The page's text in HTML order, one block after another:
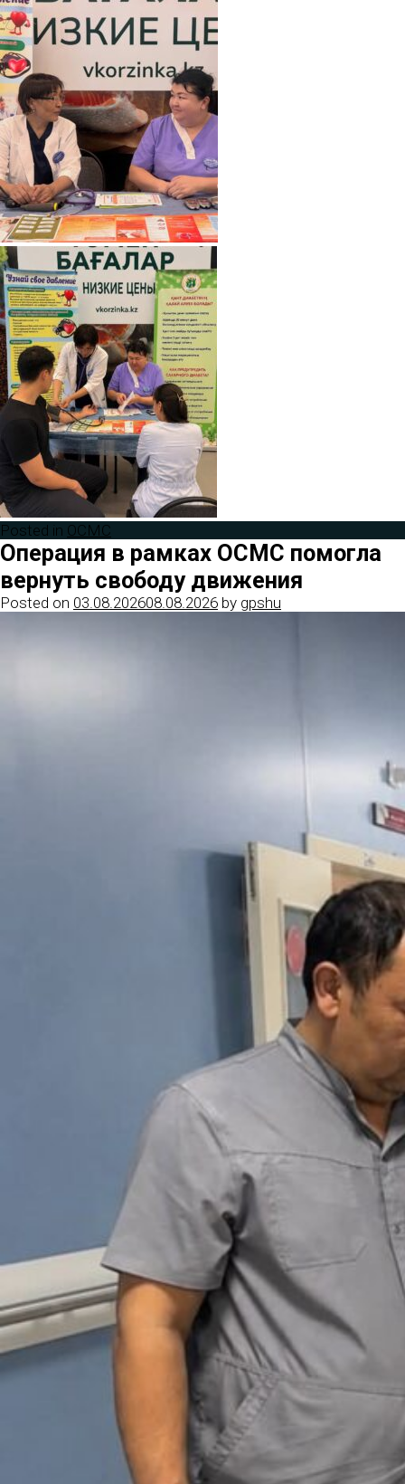
Posted in ОСМС
Операция в рамках ОСМС помогла
вернуть свободу движения
Posted on 03.08.202608.08.2026 by gpshu